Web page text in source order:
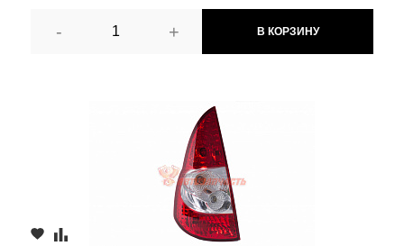
- + В КОРЗИНУ